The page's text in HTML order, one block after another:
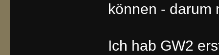
können - darum
Ich hab GW2